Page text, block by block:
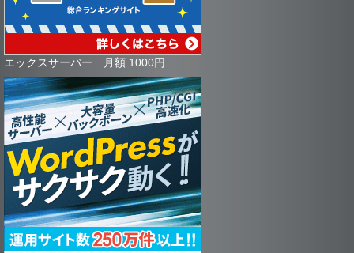
エックスサーバー 月額 1000円